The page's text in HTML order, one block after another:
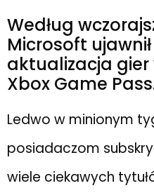
Według
Microsoft
aktualizacja
Xbox Game
Ledwo w minionym
posiadaczom
wiele ciekawych